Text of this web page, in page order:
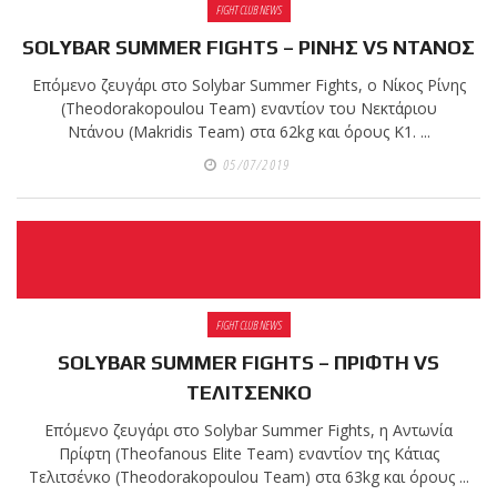
ολοκλήρωσαν με επιτυχία
τις καλοκαιρινές
εξετάσεις έγχρωμων
ζωνών!
Με μεγάλη
επιτυχία
Brazilian Jiu-Jitsu με τον
Grand Master Reyson
Gracie στο Fight Club
Ετήσιες
FIGHT CLUB NEWS
SOLYBAR SUMMER FIGHTS – ΡΙΝΗΣ VS ΝΤΑΝΟΣ
Επόμενο ζευγάρι στο Solybar Summer Fights, ο Νίκος Ρίνης
(Theodorakopoulou Team) εναντίον του Νεκτάριου
Ντάνου (Makridis Team) στα 62kg και όρους Κ1. ...
05/07/2019
FIGHT CLUB NEWS
SOLYBAR SUMMER FIGHTS – ΠΡΙΦΤΗ VS
ΤΕΛΙΤΣΕΝΚΟ
Επόμενο ζευγάρι στο Solybar Summer Fights, η Αντωνία
Πρίφτη (Theofanous Elite Team) εναντίον της Κάτιας
Τελιτσένκο (Theodorakopoulou Team) στα 63kg και όρους ...